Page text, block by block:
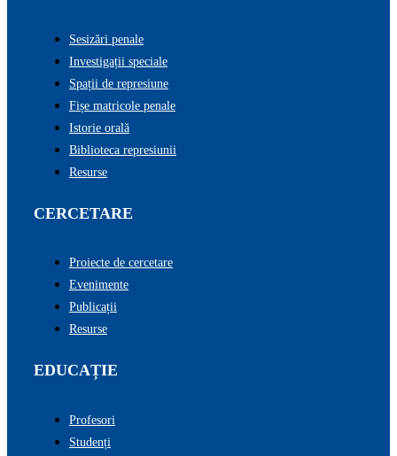
Sesizări penale
Investigații speciale
Spații de represiune
Fișe matricole penale
Istorie orală
Biblioteca represiunii
Resurse
CERCETARE
Proiecte de cercetare
Evenimente
Publicații
Resurse
EDUCAȚIE
Profesori
Studenți